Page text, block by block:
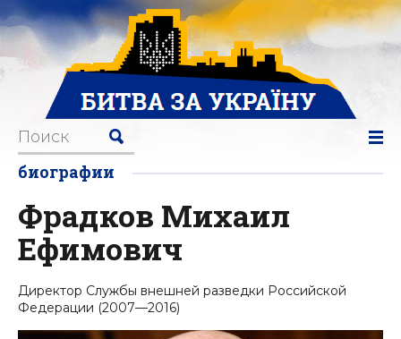
биографии
Фрадков Михаил
Ефимович
Директор Службы внешней разведки Российской
Федерации (2007—2016)